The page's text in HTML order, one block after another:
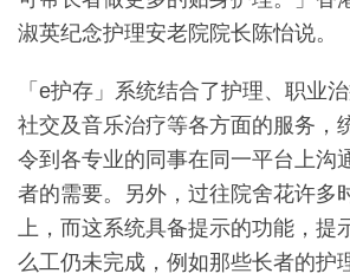
淑英纪念护理安老院院长陈怡说。
「e护存」系统结合了护理、职业
社交及音乐治疗等各方面的服务，
令到各专业的同事在同一平台上沟
者的需要。另外，过往院舍花许多
上，而这系统具备提示的功能，提
么工仍未完成，例如那些长者的护